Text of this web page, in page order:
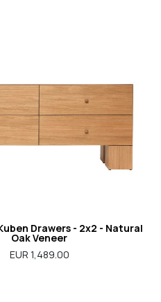
Drawers - 2x2 - Natural
Oak Veneer
EUR 1,489.00